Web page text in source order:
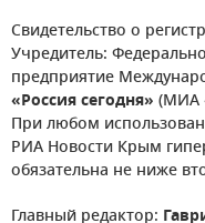
Свидетельство о
Учредитель:
предприятие
«Россия сегодня» (МИА
При любом
РИА Новости Крым
обязательна не ниже
Главный редактор: